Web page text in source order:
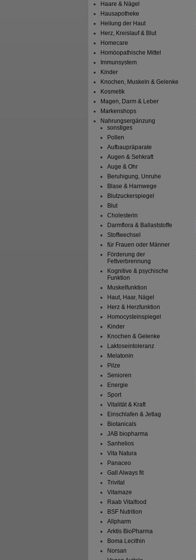
Haare & Nägel
Hausapotheke
Heilung der Haut
Herz, Kreislauf & Blut
Homecare
Homöopathische Mittel
Immunsystem
Kinder
Knochen, Muskeln & Gelenke
Kosmetik
Magen, Darm & Leber
Markenshops
Nahrungsergänzung
sonstiges
Pollen
Aufbaupräparate
Augen & Sehkraft
Auge & Ohr
Beruhigung, Unruhe
Blase & Harnwege
Blutzuckerspiegel
Blut
Cholesterin
Darmflora & Ballaststoffe
Stoffwechsel
für Frauen oder Männer
Förderung der
Fettverbrennung
Kognitive & psychische
Funktion
Muskelfunktion
Haut, Haar, Nägel
Herz & Herzfunktion
Homocysteinspiegel
Kinder
Knochen & Gelenke
Laktoseintoleranz
Melatonin
Pilze
Senioren
Energie
Sport
Vitalität & Kraft
Einschlafen & Jetlag
Biotanicals
JAB biopharma
Sanhelios
Vita Natura
Panaceo
Gall Always fit
Trivital
Vitamaze
Raab Vitalfood
BSF Nutrition
Allpharm
Arktis BioPharma
Boma Lecithin
Norsan
OMEGA-3 1000 mg Seefischöl
Softgel-Kapseln hochdo.
ZeinPharma Germany GmbH
140St Kapseln
UVP**
Unser Preis*